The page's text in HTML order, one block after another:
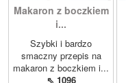
Makaron z boczkiem
i...
Szybki i bardzo
smaczny przepis na
makaron z boczkiem i...
⇖ 1096